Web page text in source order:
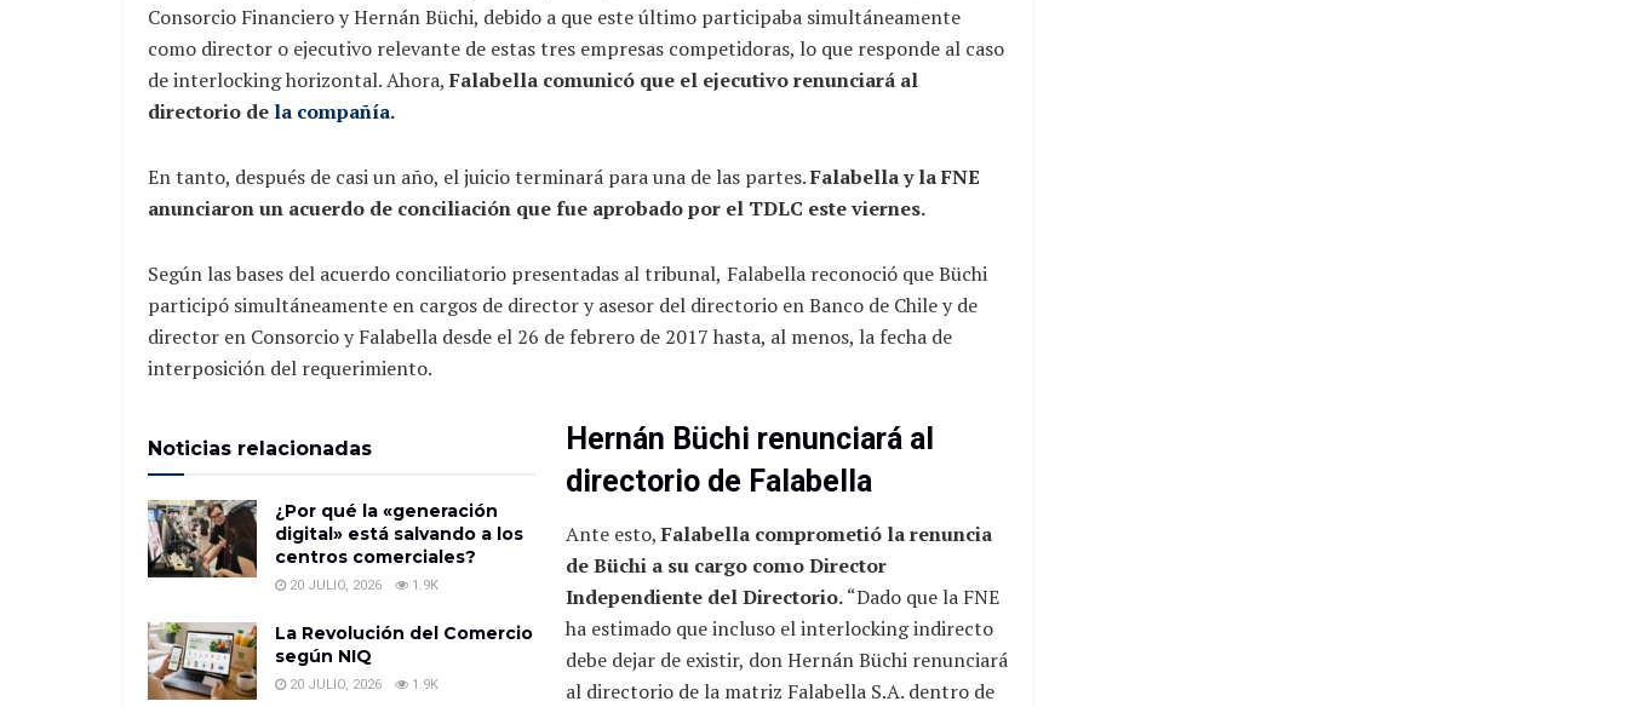
Consorcio Financiero y Hernán Büchi, debido a que este último participaba simultáneamente
como director o ejecutivo relevante de estas tres empresas competidoras, lo que responde al caso
de interlocking horizontal. Ahora, Falabella comunicó que el ejecutivo renunciará al
directorio de la compañía.
En tanto, después de casi un año, el juicio terminará para una de las partes.Falabella y la FNE
anunciaron un acuerdo de conciliación que fue aprobado por el TDLC este viernes.
Según las bases del acuerdo conciliatorio presentadas al tribunal, Falabella reconoció que Büchi
participó simultáneamente en cargos de director y asesor del directorio en Banco de Chile y de
director en Consorcio y Falabella desde el 26 de febrero de 2017 hasta, al menos, la fecha de
interposición del requerimiento.
Noticias relacionadas
¿Por qué la «generación
digital» está salvando a los
centros comerciales?
20 JULIO, 2026 1.9K
La Revolución del Comercio
según NIQ
20 JULIO, 2026 1.9K
Hernán Büchi renunciará al
directorio de Falabella
Ante esto, Falabella comprometió la renuncia
de Büchi a su cargo como Director
Independiente del Directorio.“Dado que la FNE
ha estimado que incluso el interlocking indirecto
debe dejar de existir, don Hernán Büchi renunciará
al directorio de la matriz Falabella S.A. dentro de